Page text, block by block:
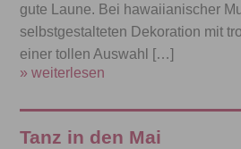
gute Laune. Bei hawaiianischer
selbstgestalteten Dekoration mit
einer tollen Auswahl […]
» weiterlesen
Tanz in den Mai